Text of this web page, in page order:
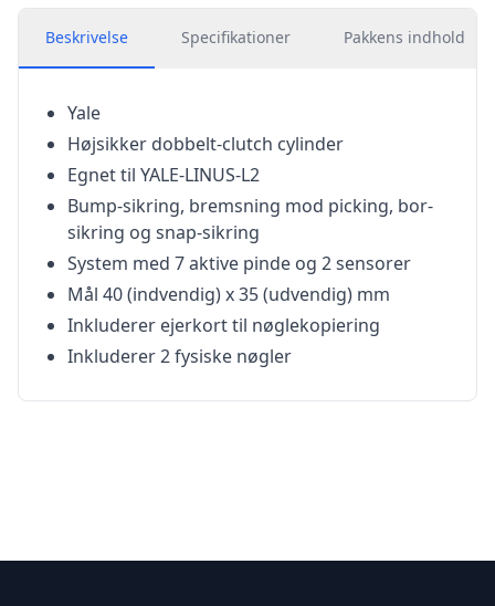
Beskrivelse Specifikationer Pakkens indhold
Yale
Højsikker dobbelt-clutch cylinder
Egnet til YALE-LINUS-L2
Bump-sikring, bremsning mod picking, bor-
sikring og snap-sikring
System med 7 aktive pinde og 2 sensorer
Mål 40 (indvendig) x 35 (udvendig) mm
Inkluderer ejerkort til nøglekopiering
Inkluderer 2 fysiske nøgler